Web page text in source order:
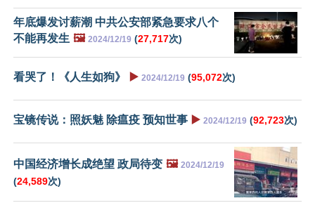
年底爆发讨薪潮 中共公安部紧急要求八个
不能再发生 🖼️ 2024/12/19 (27,717次)
看哭了！《人生如狗》 ▶️ 2024/12/19 (95,072次)
宝镜传说：照妖魅 除瘟疫 预知世事 ▶️ 2024/12/19 (92,723次)
中国经济增长成绝望 政局待变 🖼️ 2024/12/19
(24,589次)